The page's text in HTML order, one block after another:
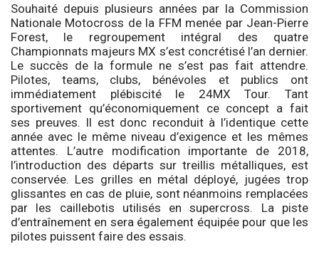
Souhaité depuis plusieurs années par la Commission
Nationale Motocross de la FFM menée par Jean-Pierre
Forest, le regroupement intégral des quatre
Championnats majeurs MX s’est concrétisé l’an dernier.
Le succès de la formule ne s’est pas fait attendre.
Pilotes, teams, clubs, bénévoles et publics ont
immédiatement plébiscité le 24MX Tour. Tant
sportivement qu’économiquement ce concept a fait
ses preuves. Il est donc reconduit à l’identique cette
année avec le même niveau d’exigence et les mêmes
attentes. L’autre modification importante de 2018,
l’introduction des départs sur treillis métalliques, est
conservée. Les grilles en métal déployé, jugées trop
glissantes en cas de pluie, sont néanmoins remplacées
par les caillebotis utilisés en supercross. La piste
d’entraînement en sera également équipée pour que les
pilotes puissent faire des essais.